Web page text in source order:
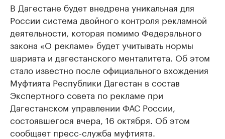
В Дагестане будет внедрена уникальная для
России система двойного контроля рекламной
деятельности, которая помимо Федерального
закона «О рекламе» будет учитывать нормы
шариата и дагестанского менталитета. Об этом
стало известно после официального вхождения
Муфтията Республики Дагестан в состав
Экспертного совета по рекламе при
Дагестанском управлении ФАС России,
состоявшегося вчера, 16 октября. Об этом
сообщает пресс-служба муфтията.